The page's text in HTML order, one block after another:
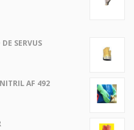
SERVUS
AF 492